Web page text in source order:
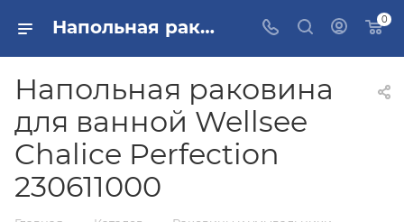
Напольная раковина для ванной Wellsee Chalice Perfection 230611000 купить в Москве 0
Напольная раковина
для ванной Wellsee
Chalice Perfection
230611000